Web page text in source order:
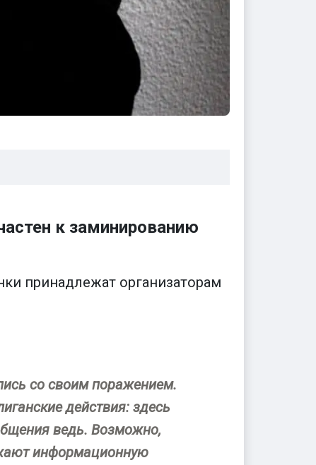
к заминированию
принадлежат организаторам
со своим поражением.
действия: здесь
ведь. Возможно,
информационную